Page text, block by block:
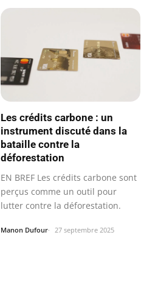
Les crédits carbone : un
instrument discuté dans la
bataille contre la
déforestation
EN BREF Les crédits carbone sont
perçus comme un outil pour
lutter contre la déforestation.
Manon Dufour 27 septembre 2025